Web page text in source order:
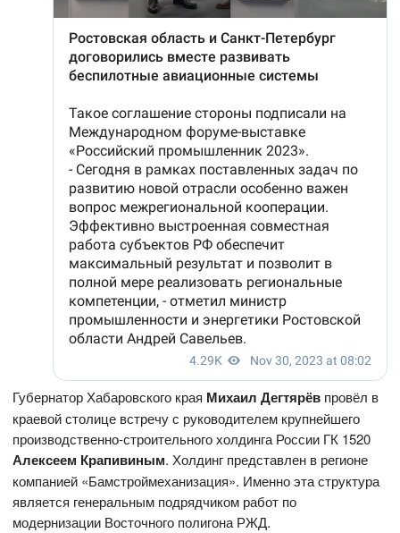
Губернатор Хабаровского края Михаил Дегтярёв провёл в
краевой столице встречу с руководителем крупнейшего
производственно-строительного холдинга России ГК 1520
Алексеем Крапивиным. Холдинг представлен в регионе
компанией «Бамстроймеханизация». Именно эта структура
является генеральным подрядчиком работ по
модернизации Восточного полигона РЖД.